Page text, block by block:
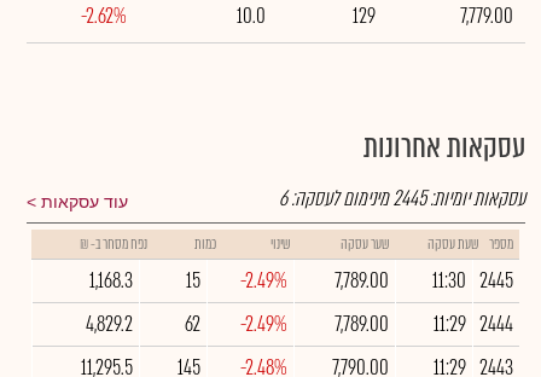
7,779.00
129
10.0
-2.62%
עסקאות אחרונות
עוד עסקאות עסקאות יומיות:2445מינימום לעסקה:6
מספר שעת עסקה שער עסקה שינוי כמות נפח מסחר ב- ₪
2445
11:30
7,789.00
-2.49%
15
1,168.3
2444
11:29
7,789.00
-2.49%
62
4,829.2
2443
11:29
7,790.00
-2.48%
145
11,295.5